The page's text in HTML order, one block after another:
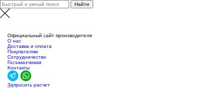
Официальный сайт производителя
О нас
Доставка и оплата
Покупателям
Сотрудничество
Госзаказчикам
Контакты
Запросить расчет